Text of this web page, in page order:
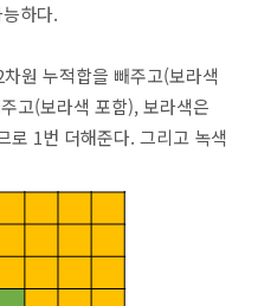
하다.
원 누적합을 빼주고(보라색
고(보라색 포함), 보라색은
로 1번 더해준다. 그리고 녹색